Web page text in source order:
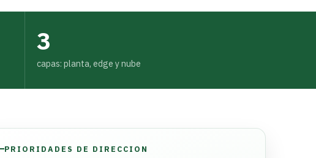
3
capas: planta, edge y nube
PRIORIDADES DE DIRECCION